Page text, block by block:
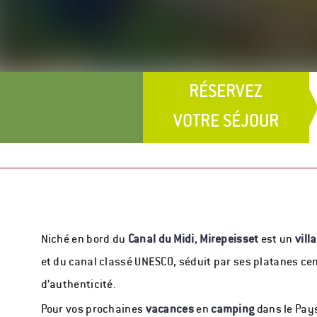
RÉSERVEZ
VOTRE SÉJOUR
Niché en bord du Canal du Midi, Mirepeissetest un
et du canal classé UNESCO, séduit par ses platanes
d’authenticité.
Pour vos prochaines vacancesen campingdans le